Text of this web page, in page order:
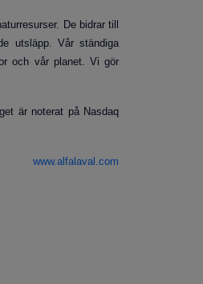
De bidrar till
utsläpp. Vår ständiga
och vår planet. Vi gör
är noterat på Nasdaq
www.alfalaval.com